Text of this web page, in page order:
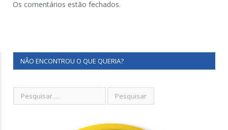
Os comentários estão fechados.
NÃO ENCONTROU O QUE QUERIA?